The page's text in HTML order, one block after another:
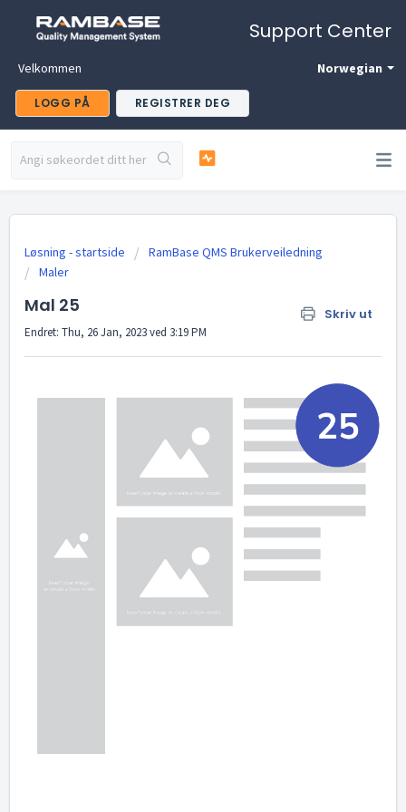
Support Center
Norwegian
Velkommen
LOGG PÅ REGISTRER DEG
Løsning - startside
RamBase QMS Brukerveiledning
Maler
Mal 25 Skriv ut
Endret: Thu, 26 Jan, 2023 ved 3:19 PM